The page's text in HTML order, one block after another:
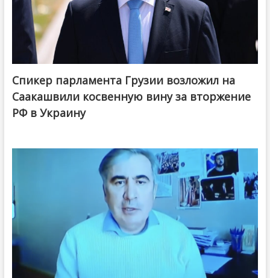
Спикер парламента Грузии возложил на
Саакашвили косвенную вину за вторжение
РФ в Украину